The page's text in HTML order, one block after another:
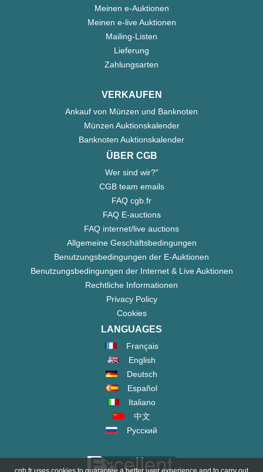
Meinen e-Auktionen
Meinen e-live Auktionen
Mailing-Listen
Lieferung
Zahlungsarten
VERKAUFEN
Ankauf von Münzen und Banknoten
Münzen Auktionskalender
Banknoten Auktionskalender
ÜBER CGB
Wer sind wir?"
CGB team emails
FAQ cgb.fr
FAQ E-auctions
FAQ internet/live auctions
Allgemeine Geschäftsbedingungen
Benutzungsbedingungen der E-Auktionen
Benutzungsbedingungen der Internet & Live Auktionen
Rechtliche Informationen
Privacy Policy
Cookies
LANGUAGES
Français
English
Deutsch
Español
Italiano
中文
Русский